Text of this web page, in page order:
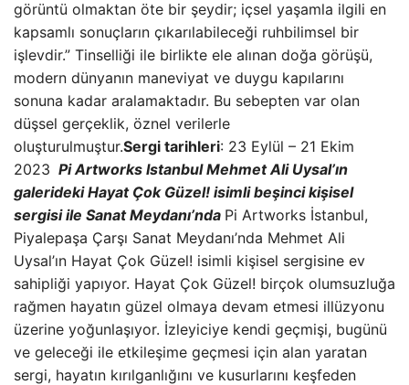
görüntü olmaktan öte bir şeydir; içsel yaşamla ilgili en
kapsamlı sonuçların çıkarılabileceği ruhbilimsel bir
işlevdir.” Tinselliği ile birlikte ele alınan doğa görüşü,
modern dünyanın maneviyat ve duygu kapılarını
sonuna kadar aralamaktadır. Bu sebepten var olan
düşsel gerçeklik, öznel verilerle
oluşturulmuştur.Sergi tarihleri: 23 Eylül – 21 Ekim
2023 Pi Artworks Istanbul Mehmet Ali Uysal’ın
galerideki Hayat Çok Güzel! isimli beşinci kişisel
sergisi ile Sanat Meydanı’nda Pi Artworks İstanbul,
Piyalepaşa Çarşı Sanat Meydanı’nda Mehmet Ali
Uysal’ın Hayat Çok Güzel! isimli kişisel sergisine ev
sahipliği yapıyor. Hayat Çok Güzel! birçok olumsuzluğa
rağmen hayatın güzel olmaya devam etmesi illüzyonu
üzerine yoğunlaşıyor. İzleyiciye kendi geçmişi, bugünü
ve geleceği ile etkileşime geçmesi için alan yaratan
sergi, hayatın kırılganlığını ve kusurlarını keşfeden